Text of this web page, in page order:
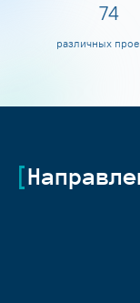
80
различных